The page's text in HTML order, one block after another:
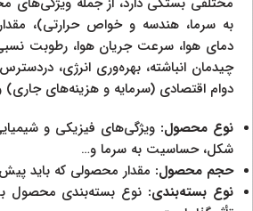
به سرما، هندسه و خواص حرارتی)،
دمای هوا، سرعت جریان هوا، رطوبت
چیدمان انباشته، بهره‌وری انرژی،
دوام اقتصادی (سرمایه و هزینه‌های جاری)
نوع محصول: ویژگی‌های فیزیکی و
شکل، حساسیت به سرما و…
حجم محصول: مقدار محصولی که باید
نوع بسته‌بندی: نوع بسته‌بندی محصول